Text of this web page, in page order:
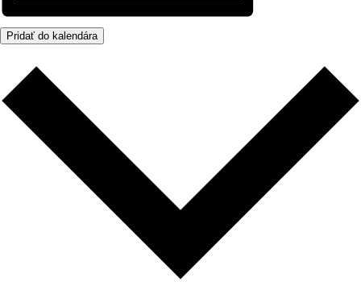
Pridať do kalendára